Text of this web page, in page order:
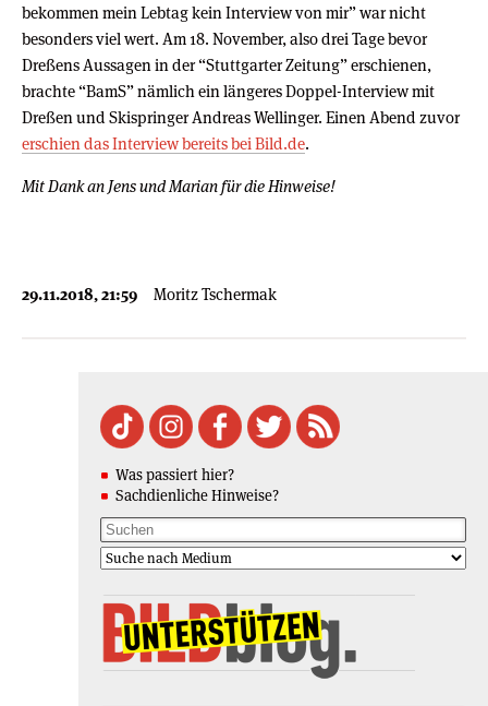
bekommen mein Lebtag kein Interview von mir” war nicht
besonders viel wert. Am 18. November, also drei Tage bevor
Dreßens Aussagen in der “Stuttgarter Zeitung” erschienen,
brachte “BamS” nämlich ein längeres Doppel-Interview mit
Dreßen und Skispringer Andreas Wellinger. Einen Abend zuvor
erschien das Interview bereits bei Bild.de.
Mit Dank an Jens und Marian für die Hinweise!
29.11.2018, 21:59 Moritz Tschermak
Was passiert hier?
Sachdienliche Hinweise?